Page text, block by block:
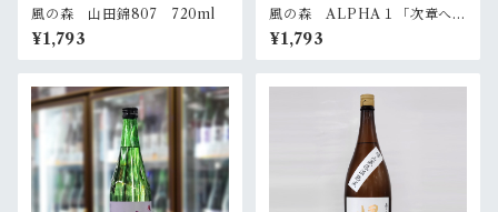
風の森 山田錦807 720ml
¥1,793
風の森 ALPHA１「次章への
扉」 720ml
¥1,793